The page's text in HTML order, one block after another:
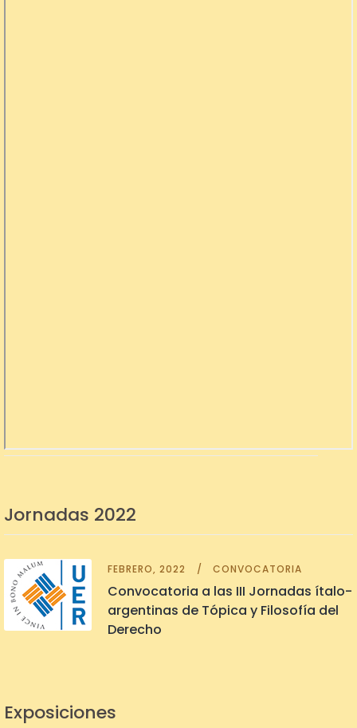
Jornadas 2022
FEBRERO, 2022 CONVOCATORIA
Convocatoria a las III Jornadas ítalo-
argentinas de Tópica y Filosofía del
Derecho
Exposiciones